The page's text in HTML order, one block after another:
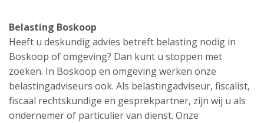
Belasting Boskoop
Heeft u deskundig advies betreft belasting nodig in
Boskoop of omgeving? Dan kunt u stoppen met
zoeken. In Boskoop en omgeving werken onze
belastingadviseurs ook. Als belastingadviseur, fiscalist,
fiscaal rechtskundige en gesprekpartner, zijn wij u als
ondernemer of particulier van dienst. Onze